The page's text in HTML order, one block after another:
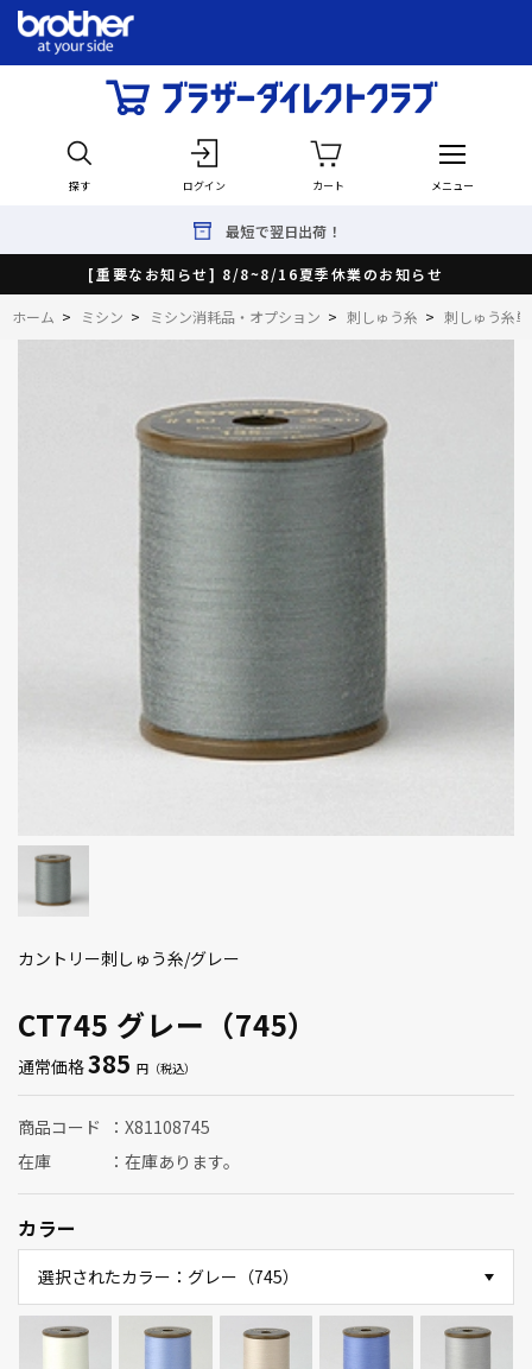
探す ログイン カート メニュー
最短で翌日出荷！
[重要なお知らせ] 8/8~8/16夏季休業のお知らせ
ホーム > ミシン > ミシン消耗品・オプション > 刺しゅう糸 > 刺しゅう糸
CT745 グレー（745）
カントリー刺しゅう糸/グレー
通常価格385
商品コード
X81108745
在庫
在庫あります。
カラー
選択されたカラー：グレー（745）